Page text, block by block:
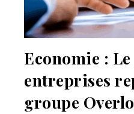
Economie :
entreprises
groupe